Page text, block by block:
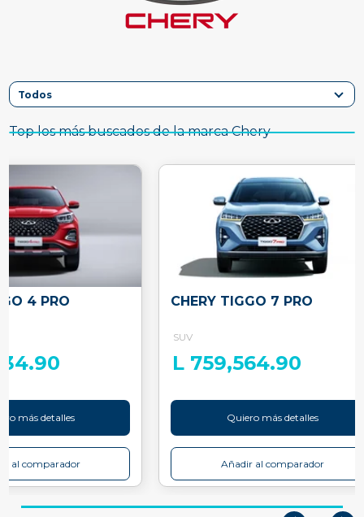
Top los más buscados de la marca Chery
4 PRO
más detalles
al comparador
CHERY TIGGO 7 PRO
SUV
L 759,564.90
Quiero más detalles
Añadir al comparador